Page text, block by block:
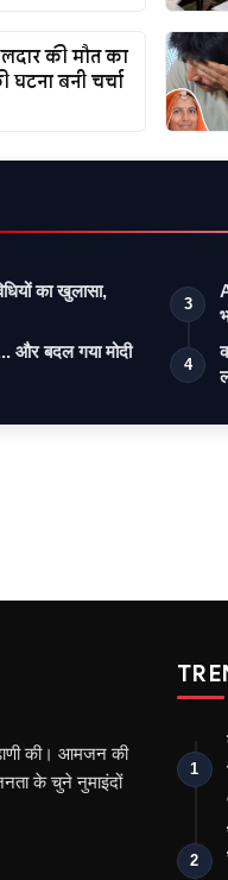
की मौत का
घटना बनी चर्चा
का खुलासा,
और बदल गया मोदी
3
4
की। आमजन की
के चुने नुमाइंदों
1
2